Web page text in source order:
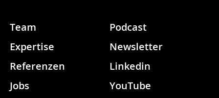
Team
Expertise
Referenzen
Jobs
Podcast
Newsletter
Linkedin
YouTube